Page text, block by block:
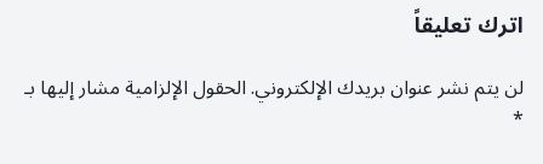
اترك تعليقاً
لن يتم نشر عنوان بريدك الإلكتروني.الحقول الإلزامية مشار إليها بـ
*